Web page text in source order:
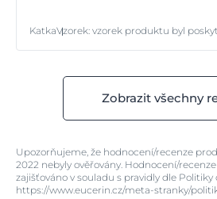
KatkaVzorek: vzorek produktu byl
Zobrazit všechny
Upozorňujeme, že hodnocení/recenze
2022 nebyly ověřovány. Hodnocení/
zajišťováno v souladu s pravidly dle
https://www.eucerin.cz/meta-stranky/